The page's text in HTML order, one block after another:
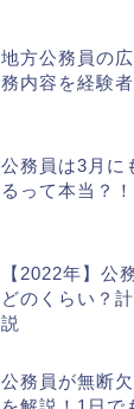
地方公務員の
務内容を経験者
公務員は3月に
るって本当？
【2022年】公
どのくらい？
説
公務員が無断